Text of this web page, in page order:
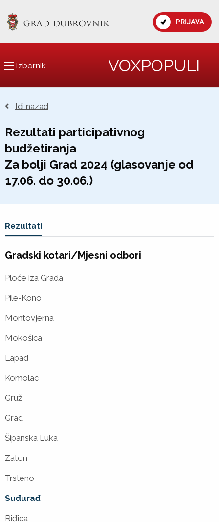
PRIJAVA
Izbornik VOXPOPULI
Idi nazad
Rezultati participativnog
budžetiranja
Za bolji Grad 2024 (glasovanje od
17.06. do 30.06.)
Vi ste u
Rezultati
Gradski kotari/Mjesni odbori
Ploče iza Grada
Pile-Kono
Montovjerna
Mokošica
Lapad
Komolac
Gruž
Grad
Šipanska Luka
Zaton
Trsteno
Suđurađ
Riđica